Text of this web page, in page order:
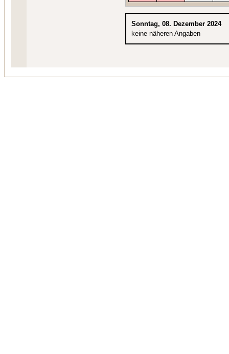
Sonntag, 08. Dezember 2024
keine näheren Angaben